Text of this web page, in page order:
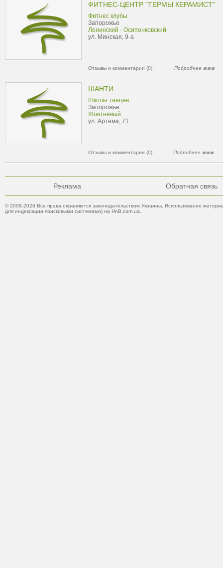
ФИТНЕС-ЦЕНТР "ТЕРМЫ КЕРАМИСТ"
Фитнес клубы
Запорожье
Ленинский - Осипенковский
ул. Минская, 9-а
Отзывы и комментарии (0) Подробнее
ШАНТИ
Школы танцев
Запорожье
Жовтневый
ул. Артема, 71
Отзывы и комментарии (0) Подробнее
Реклама Обратная связь
© 2008-2026 Все права охраняются законодательством Украины. Использование
для индексации поисковыми системами) на HnB.com.ua.